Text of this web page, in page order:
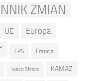
ZMIAN
UE Europa
FPS Francja
Iveco Stralis KAMAZ